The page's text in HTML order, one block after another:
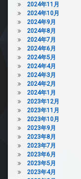
地
内
ゴ
ミ
置
き
場
2024年11月
2024年10月
2024年9月
2024年8月
2024年7月
2024年6月
2024年5月
2024年4月
2024年3月
2024年2月
2024年1月
2023年12月
2023年11月
2023年10月
2023年9月
2023年8月
2023年7月
2023年6月
2023年5月
2023年4月